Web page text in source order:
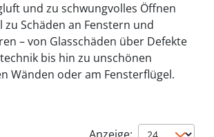
und zu schwungvolles Öffnen
zu Schäden an Fenstern und
– von Glasschäden über Defekte
bis hin zu unschönen
Wänden oder am Fensterflügel.